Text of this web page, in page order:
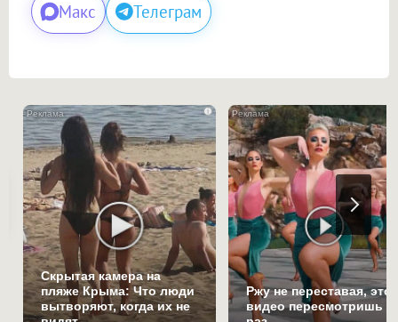
Макс Телеграм
i
Скрытая камера на
пляже Крыма: Что люди
вытворяют, когда их не
Ржу не переставая, это
видео пересмотришь